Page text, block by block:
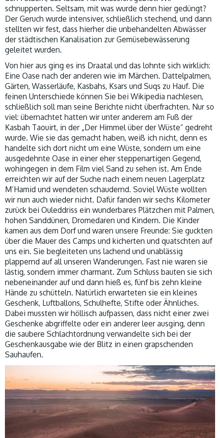
schnupperten. Seltsam, mit was wurde denn hier gedüngt?
Der Geruch wurde intensiver, schließlich stechend, und dann
stellten wir fest, dass hierher die unbehandelten Abwässer
der städtischen Kanalisation zur Gemüsebewässerung
geleitet wurden.
Von hier aus ging es ins Draatal und das lohnte sich wirklich:
Eine Oase nach der anderen wie im Märchen. Dattelpalmen,
Gärten, Wasserläufe, Kasbahs, Ksars und Suqs zu Hauf. Die
feinen Unterschiede können Sie bei Wikipedia nachlesen,
schließlich soll man seine Berichte nicht überfrachten. Nur so
viel: übernachtet hatten wir unter anderem am Fuß der
Kasbah Taouirt, in der „Der Himmel über der Wüste“ gedreht
wurde. Wie sie das gemacht haben, weiß ich nicht, denn es
handelte sich dort nicht um eine Wüste, sondern um eine
ausgedehnte Oase in einer eher steppenartigen Gegend,
wohingegen in dem Film viel Sand zu sehen ist. Am Ende
erreichten wir auf der Suche nach einem neuen Lagerplatz
M’Hamid und wendeten schaudernd. Soviel Wüste wollten
wir nun auch wieder nicht. Dafür fanden wir sechs Kilometer
zurück bei Ouleddriss ein wunderbares Plätzchen mit Palmen,
hohen Sanddünen, Dromedaren und Kindern. Die Kinder
kamen aus dem Dorf und waren unsere Freunde: Sie guckten
über die Mauer des Camps und kicherten und quatschten auf
uns ein. Sie begleiteten uns lachend und unablässig
plappernd auf all unseren Wanderungen. Fast nie waren sie
lästig, sondern immer charmant. Zum Schluss bauten sie sich
nebeneinander auf und dann hieß es, fünf bis zehn kleine
Hände zu schütteln. Natürlich erwarteten sie ein kleines
Geschenk, Luftballons, Schulhefte, Stifte oder Ähnliches.
Dabei mussten wir höllisch aufpassen, dass nicht einer zwei
Geschenke abgriffelte oder ein anderer leer ausging, denn
die saubere Schlachtordnung verwandelte sich bei der
Geschenkausgabe wie der Blitz in einen grapschenden
Sauhaufen.